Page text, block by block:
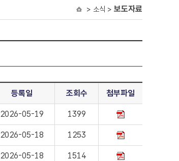
> 소식 > 보도자료
등록일 조회수 첨부파일
2026-05-19 1399
2026-05-18 1253
2026-05-18 1514